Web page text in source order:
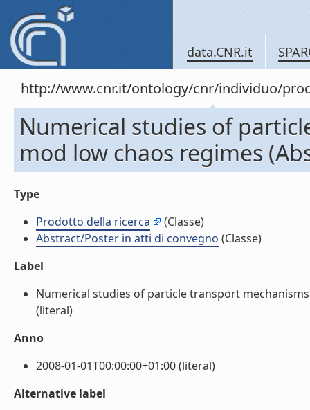
data.CNR.it
http://www.cnr.it/ontology/cnr/individuo/
Numerical studies of
mod low chaos regimes
Type
Prodotto della ricerca
(Classe)
Abstract/Poster in atti di convegno (Classe)
Label
Numerical studies of particle transport
(literal)
Anno
2008-01-01T00:00:00+01:00 (literal)
Alternative label